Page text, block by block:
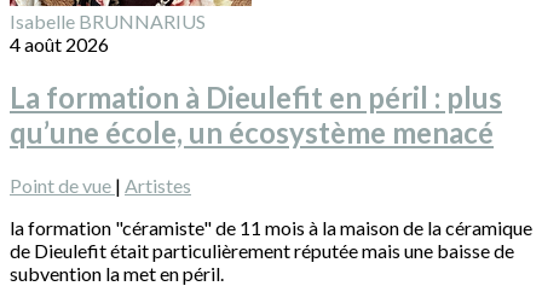
Isabelle BRUNNARIUS
4 août 2026
La formation à Dieulefit en péril : plus
qu’une école, un écosystème menacé
Point de vue | Artistes
la formation "céramiste" de 11 mois à la maison de la céramique
de Dieulefit était particulièrement réputée mais une baisse de
subvention la met en péril.